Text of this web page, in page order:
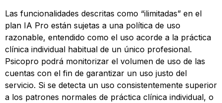
Las funcionalidades descritas como “ilimitadas” en el
plan IA Pro están sujetas a una política de uso
razonable, entendido como el uso acorde a la práctica
clínica individual habitual de un único profesional.
Psicopro podrá monitorizar el volumen de uso de las
cuentas con el fin de garantizar un uso justo del
servicio. Si se detecta un uso consistentemente superior
a los patrones normales de práctica clínica individual, o